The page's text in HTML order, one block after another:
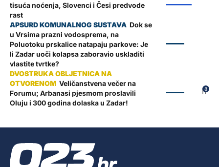
tisuća noćenja, Slovenci i Česi predvode
rast
Dok se
u Vrsima prazni vodosprema, na
Poluotoku prskalice natapaju parkove: Je
li Zadar uoči kolapsa zaboravio uskladiti
vlastite tvrtke?
8
Veličanstvena večer na
Forumu; Arbanasi pjesmom proslavili
Oluju i 300 godina dolaska u Zadar!